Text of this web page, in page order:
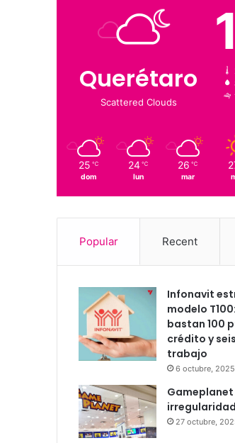
Querétaro
Scattered Clouds
25 ℃
dom
24 ℃
lun
26 ℃
mar
Popular Recent
Infonavit
modelo
bastan 100
crédito y
trabajo
6 octubre, 2025
27 octubre,